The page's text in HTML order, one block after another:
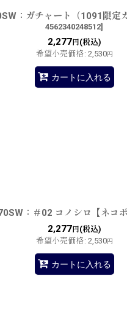
：ガチャート（1091限定
4562340248512]
2,277円(税込)
希望小売価格: 2,530円
カートに入れる
：＃02 コノシロ【ネコポ
2,277円(税込)
希望小売価格: 2,530円
カートに入れる